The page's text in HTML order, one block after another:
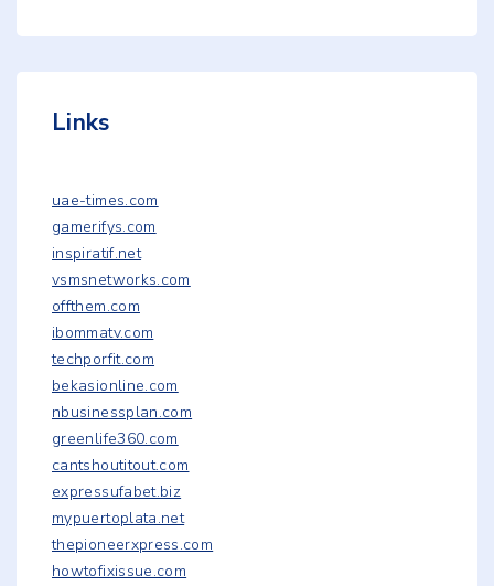
Links
uae-times.com
gamerifys.com
inspiratif.net
vsmsnetworks.com
offthem.com
ibommatv.com
techporfit.com
bekasionline.com
nbusinessplan.com
greenlife360.com
cantshoutitout.com
expressufabet.biz
mypuertoplata.net
thepioneerxpress.com
howtofixissue.com